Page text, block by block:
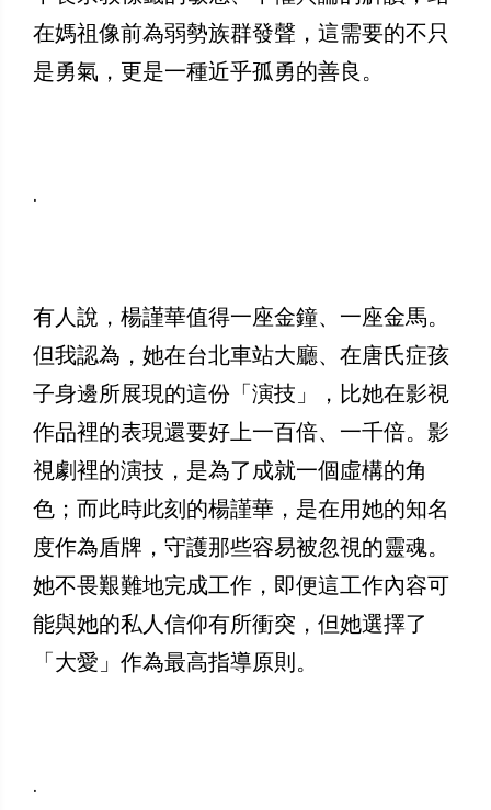
在媽祖像前為弱勢族群發聲，這需要的不只
是勇氣，更是一種近乎孤勇的善良。
.
有人說，楊謹華值得一座金鐘、一座金馬。
但我認為，她在台北車站大廳、在唐氏症孩
子身邊所展現的這份「演技」，比她在影視
作品裡的表現還要好上一百倍、一千倍。影
視劇裡的演技，是為了成就一個虛構的角
色；而此時此刻的楊謹華，是在用她的知名
度作為盾牌，守護那些容易被忽視的靈魂。
她不畏艱難地完成工作，即便這工作內容可
能與她的私人信仰有所衝突，但她選擇了
「大愛」作為最高指導原則。
.